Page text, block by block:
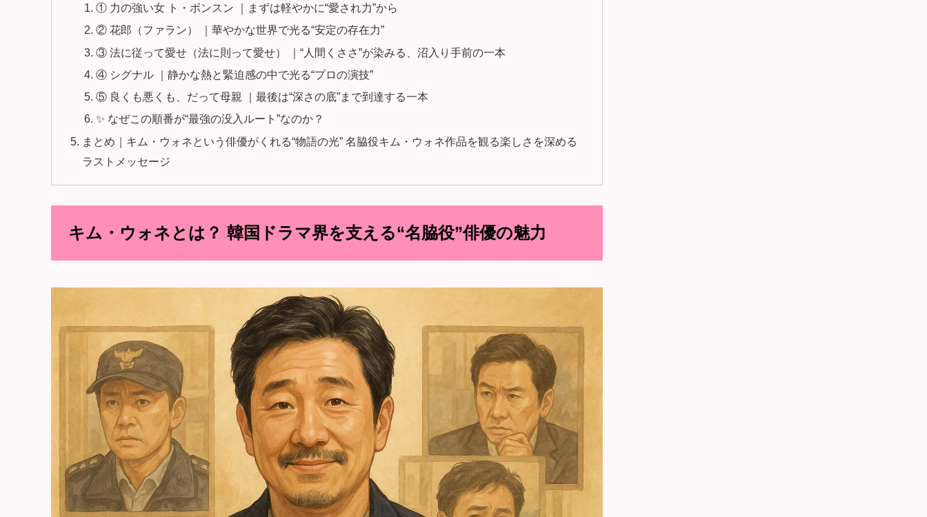
① 力の強い女 ト・ボンスン ｜まずは軽やかに“愛され力”から
② 花郎（ファラン） ｜華やかな世界で光る“安定の存在力”
③ 法に従って愛せ（法に則って愛せ） ｜“人間くささ”が染みる、沼入り手前の一本
④ シグナル ｜静かな熱と緊迫感の中で光る“プロの演技”
⑤ 良くも悪くも、だって母親 ｜最後は“深さの底”まで到達する一本
✨ なぜこの順番が“最強の没入ルート”なのか？
まとめ｜キム・ウォネという俳優がくれる“物語の光” 名脇役キム・ウォネ作品を観る楽しさを深める
ラストメッセージ
キム・ウォネとは？ 韓国ドラマ界を支える“名脇役”俳優の魅力